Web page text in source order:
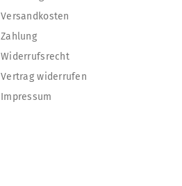
Versandkosten
Zahlung
Widerrufsrecht
Vertrag widerrufen
Impressum